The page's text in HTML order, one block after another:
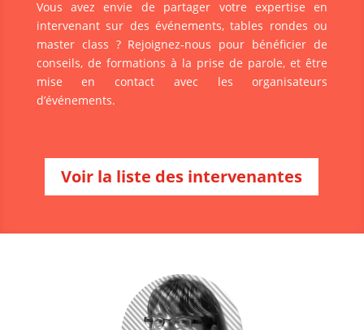
Vous avez envie de partager votre expertise en
intervenant sur des événements, tables rondes ou
master class ? Rejoignez-nous pour bénéficier de
conseils, de formations à la prise de parole, et être
mise en contact avec les organisateurs
d’événements.
Voir la liste des intervenantes